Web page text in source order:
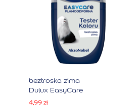
beztroska zima
Dulux EasyCare
4,99zł